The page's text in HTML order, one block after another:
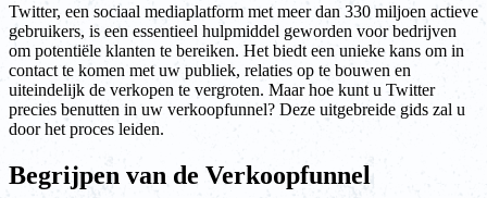
Twitter, een sociaal mediaplatform met meer dan 330 miljoen actieve
gebruikers, is een essentieel hulpmiddel geworden voor bedrijven
om potentiële klanten te bereiken. Het biedt een unieke kans om in
contact te komen met uw publiek, relaties op te bouwen en
uiteindelijk de verkopen te vergroten. Maar hoe kunt u Twitter
precies benutten in uw verkoopfunnel? Deze uitgebreide gids zal u
door het proces leiden.
Begrijpen van de Verkoopfunnel